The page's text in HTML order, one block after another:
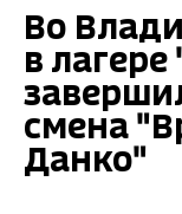
Во
в
смена
Данко"